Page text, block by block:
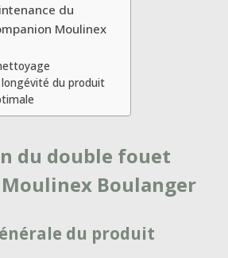
du
Moulinex
du produit
du double fouet
Boulanger
du produit